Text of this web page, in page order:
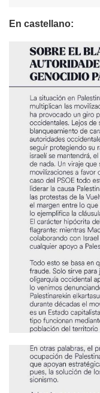
En castellano: